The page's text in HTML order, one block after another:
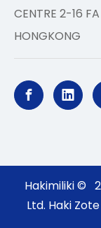
CENTRE 2-16
HONGKONG
Hakimiliki ©
Ltd. Haki